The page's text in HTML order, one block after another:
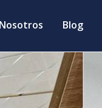
Nosotros Blog